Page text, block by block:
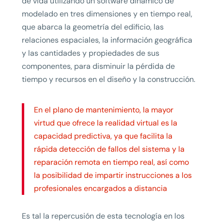
modelado en tres dimensiones y en tiempo real,
que abarca la geometría del edificio, las
relaciones espaciales, la información geográfica
y las cantidades y propiedades de sus
componentes, para disminuir la pérdida de
tiempo y recursos en el diseño y la construcción.
En el plano de mantenimiento, la mayor
virtud que ofrece la realidad virtual es la
capacidad predictiva, ya que facilita la
rápida detección de fallos del sistema y la
reparación remota en tiempo real, así como
la posibilidad de impartir instrucciones a los
profesionales encargados a distancia
Es tal la repercusión de esta tecnología en los